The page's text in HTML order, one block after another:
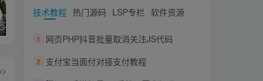
技术教程 热门源码 LSP专栏 软件资源
1 网页PHP抖音批量取消关注JS代码
2 支付宝当面付对接支付教程